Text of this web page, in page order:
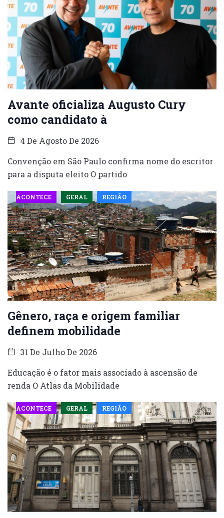
Avante oficializa Augusto Cury
como candidato à
4 De Agosto De 2026
Convenção em São Paulo confirma nome do escritor
para a disputa eleito O partido
ACONTECE GERAL REGIÃO
Gênero, raça e origem familiar
definem mobilidade
31 De Julho De 2026
Educação é o fator mais associado à ascensão de
renda O Atlas da Mobilidade
ACONTECE GERAL REGIÃO